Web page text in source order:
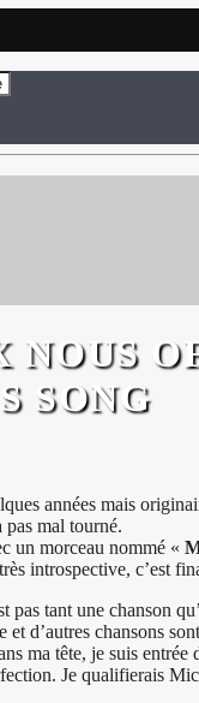
NOUS
SONG
années mais
pas mal tourné.
un morceau nommé «
introspective, c’est
pas tant une chanson
et d’autres chansons
ma tête, je suis
Je qualifierais